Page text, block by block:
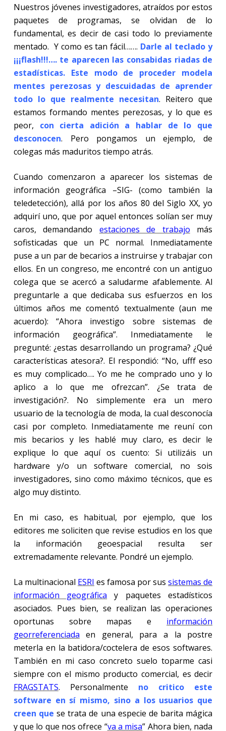
Nuestros jóvenes investigadores, atraídos por estos
paquetes de programas, se olvidan de lo
fundamental, es decir de casi todo lo previamente
mentado. Y como es tan fácil……. Darle al teclado y
¡¡¡flash!!!…. te aparecen las consabidas riadas de
estadísticas. Este modo de proceder modela
mentes perezosas y descuidadas de aprender
todo lo que realmente necesitan. Reitero que
estamos formando mentes perezosas, y lo que es
peor, con cierta adición a hablar de lo que
desconocen. Pero pongamos un ejemplo, de
colegas más maduritos tiempo atrás.
Cuando comenzaron a aparecer los sistemas de
información geográfica –SIG- (como también la
teledetección), allá por los años 80 del Siglo XX, yo
adquirí uno, que por aquel entonces solían ser muy
caros, demandando estaciones de trabajo más
sofisticadas que un PC normal. Inmediatamente
puse a un par de becarios a instruirse y trabajar con
ellos. En un congreso, me encontré con un antiguo
colega que se acercó a saludarme afablemente. Al
preguntarle a que dedicaba sus esfuerzos en los
últimos años me comentó textualmente (aun me
acuerdo): “Ahora investigo sobre sistemas de
información geográfica”. Inmediatamente le
pregunté: ¿estas desarrollando un programa? ¿Qué
características atesora?. El respondió: “No, ufff eso
es muy complicado…. Yo me he comprado uno y lo
aplico a lo que me ofrezcan”. ¿Se trata de
investigación?. No simplemente era un mero
usuario de la tecnología de moda, la cual desconocía
casi por completo. Inmediatamente me reuní con
mis becarios y les hablé muy claro, es decir le
explique lo que aquí os cuento: Si utilizáis un
hardware y/o un software comercial, no sois
investigadores, sino como máximo técnicos, que es
algo muy distinto.
En mi caso, es habitual, por ejemplo, que los
editores me soliciten que revise estudios en los que
la información geoespacial resulta ser
extremadamente relevante. Pondré un ejemplo.
La multinacional ESRI es famosa por sussistemas de
información geográfica y paquetes estadísticos
asociados. Pues bien, se realizan las operaciones
oportunas sobre mapas e información
georreferenciada en general, para a la postre
meterla en la batidora/coctelera de esos softwares.
También en mi caso concreto suelo toparme casi
siempre con el mismo producto comercial, es decir
FRAGSTATS. Personalmente no critico este
software en sí mismo, sino a los usuarios que
creen que se trata de una especie de barita mágica
y que lo que nos ofrece “va a misa” Ahora bien, nada